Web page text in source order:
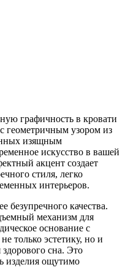
графичность в кровати
геометричным узором из
изящным
искусство в вашей
акцент создает
стиля, легко
интерьеров.
безупречного качества.
механизм для
основание с
только эстетику, но и
сна. Это
изделия ощутимо